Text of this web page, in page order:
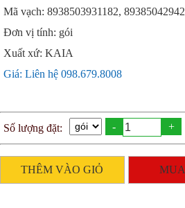
Mã vạch: 8938503931182,
Đơn vị tính: gói
Xuất xứ: KAIA
Giá: Liên hệ 098.679.8008
Số lượng đặt: - +
THÊM VÀO GIỎ